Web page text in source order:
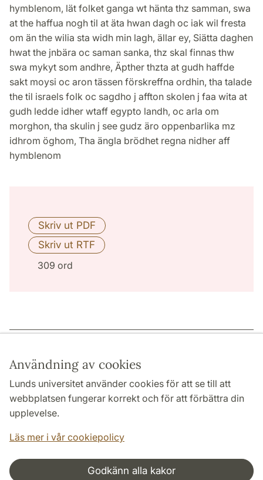
Användning av cookies
Lunds universitet använder cookies för att se till att
webbplatsen fungerar korrekt och för att förbättra din
upplevelse.
Läs mer i vår cookiepolicy
Godkänn alla kakor
hymblenom, lät folket ganga wt hänta thz samman, swa
at the haffua nogh til at äta hwan dagh oc iak wil fresta
om än the wilia sta widh min lagh, ällar ey, Siätta daghen
hwat the jnbära oc saman sanka, thz skal finnas thw
swa mykyt som andhre, Äpther thzta at gudh haffde
sakt moysi oc aron tässen förskreffna ordhin, tha talade
the til israels folk oc sagdho j affton skolen j faa wita at
gudh ledde idher wtaff egypto landh, oc arla om
morghon, tha skulin j see gudz äro oppenbarlika mz
idhrom öghom, Tha ängla brödhet regna nidher aff
hymblenom
309 ord
HUMANISTISKA OCH TEOLOGISKA FAKULTETERNA
INSTITUTIONER